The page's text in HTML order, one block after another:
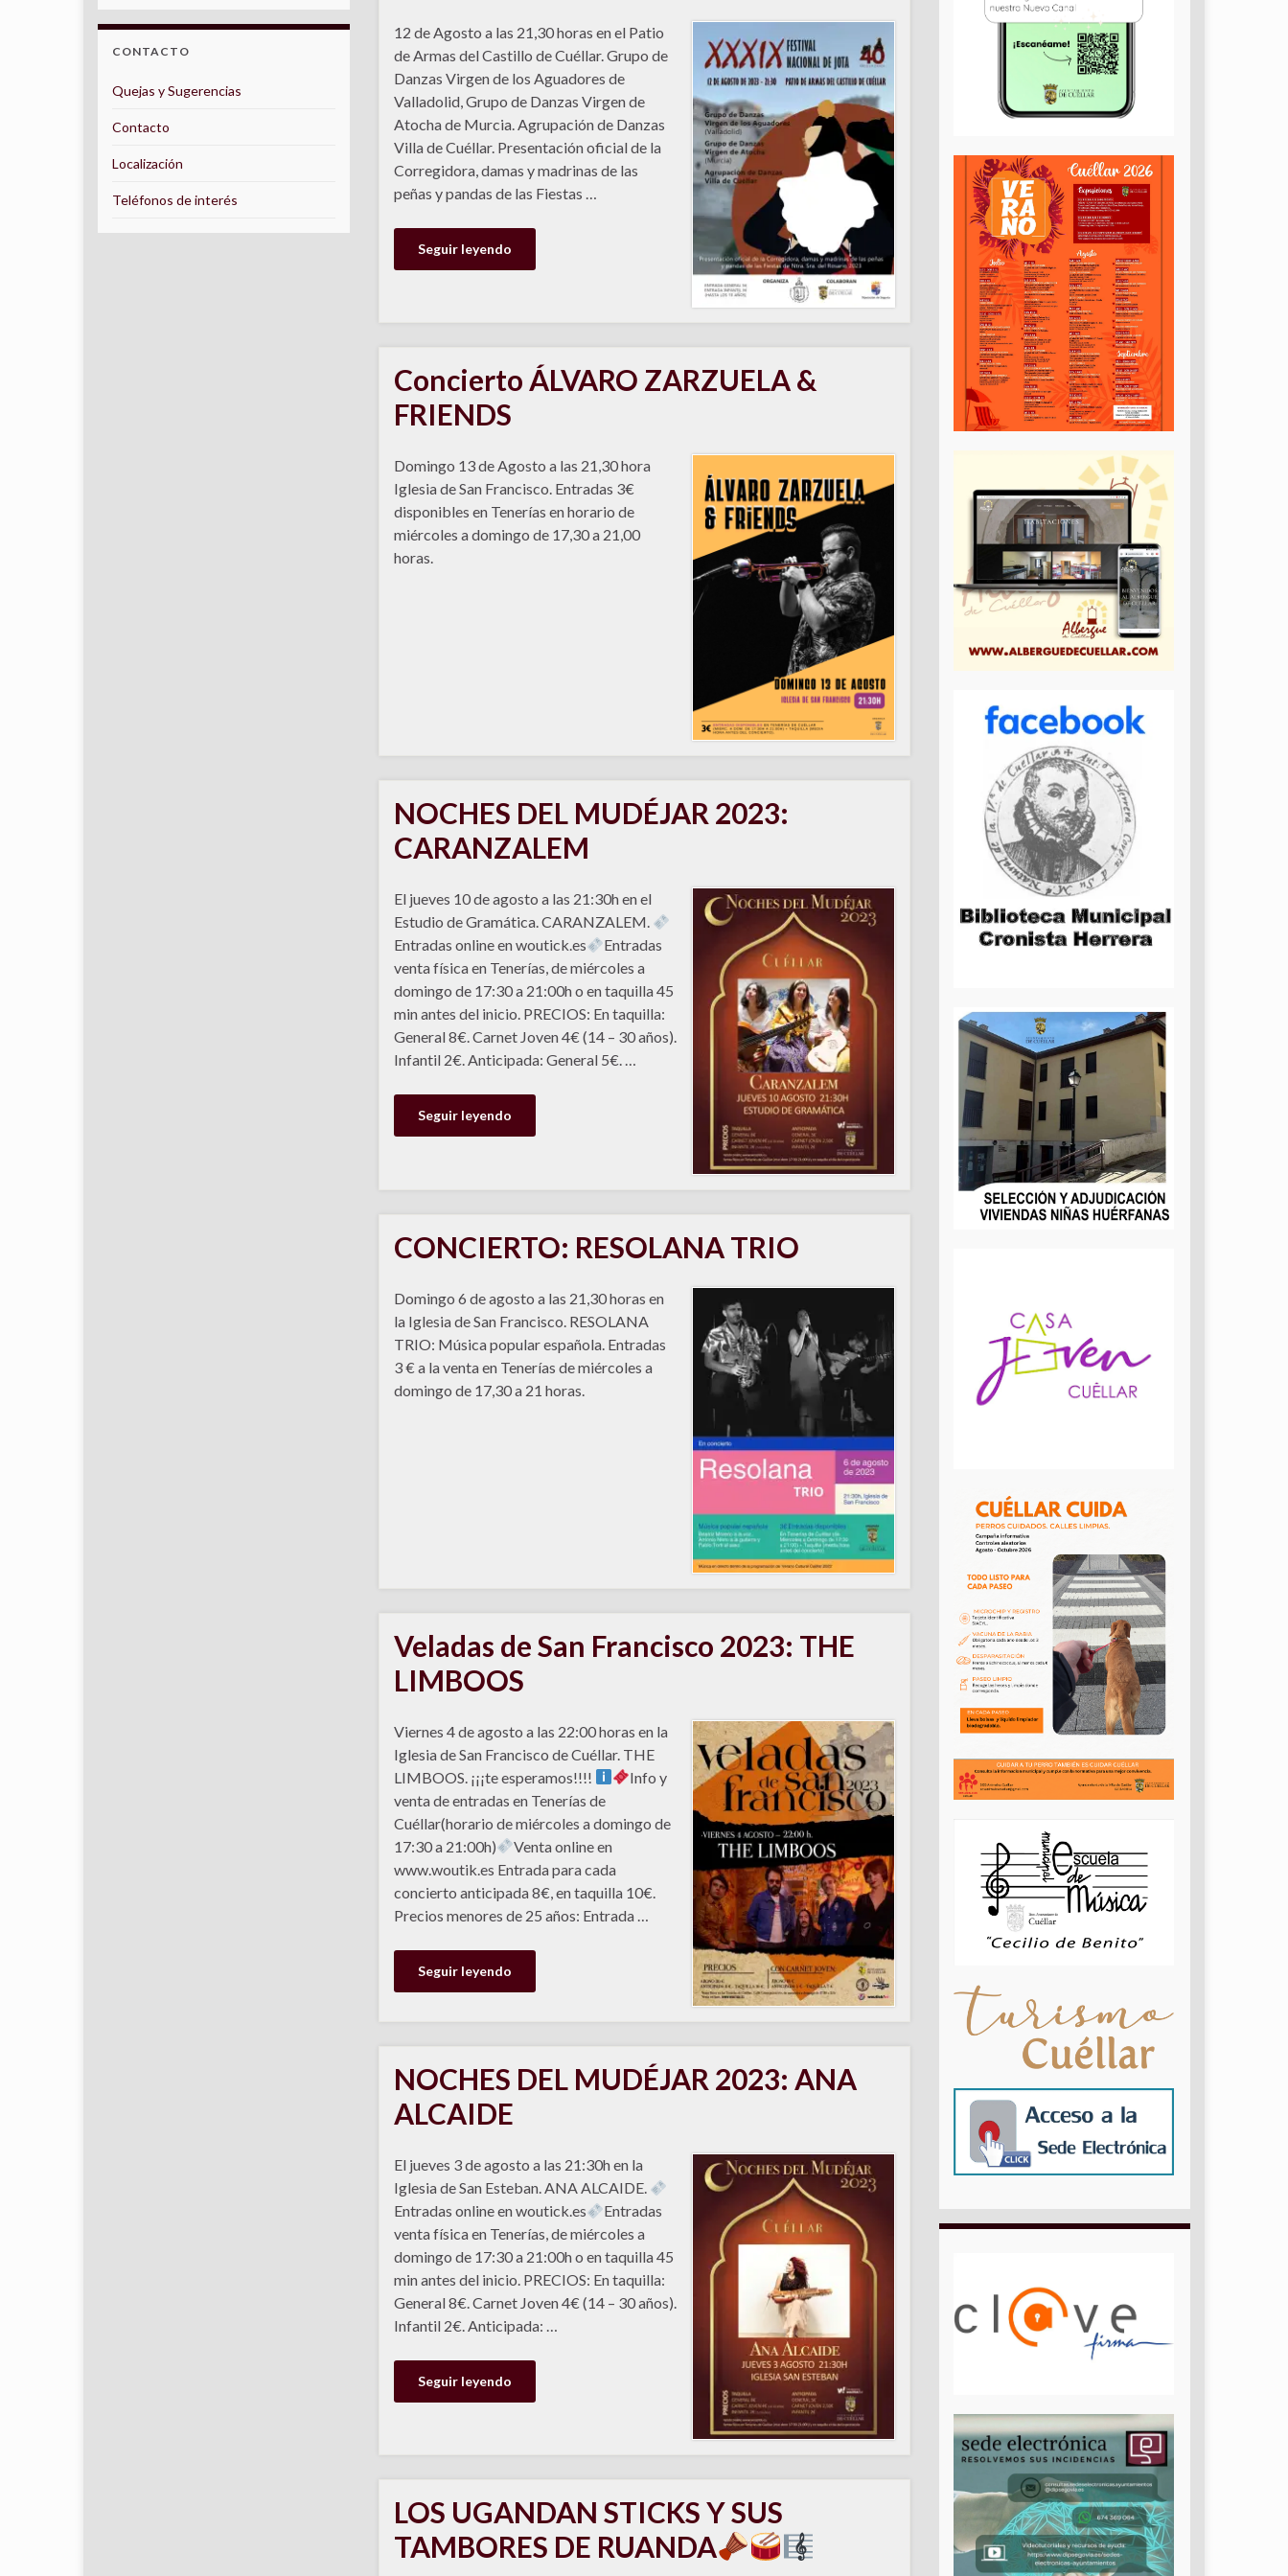
12 de Agosto a las 21,30 horas en el Patio
de Armas del Castillo de Cuéllar. Grupo de
Danzas Virgen de los Aguadores de
Valladolid, Grupo de Danzas Virgen de
Atocha de Murcia. Agrupación de Danzas
Villa de Cuéllar. Presentación oficial de la
Corregidora, damas y madrinas de las
peñas y pandas de las Fiestas …
Seguir leyendo
Concierto ÁLVARO ZARZUELA &
FRIENDS
Domingo 13 de Agosto a las 21,30 hora
Iglesia de San Francisco. Entradas 3€
disponibles en Tenerías en horario de
miércoles a domingo de 17,30 a 21,00
horas.
NOCHES DEL MUDÉJAR 2023:
CARANZALEM
El jueves 10 de agosto a las 21:30h en el
Estudio de Gramática. CARANZALEM.
Entradas online en woutick.es
Entradas
venta física en Tenerías, de miércoles a
domingo de 17:30 a 21:00h o en taquilla 45
min antes del inicio. PRECIOS: En taquilla:
General 8€. Carnet Joven 4€ (14 – 30 años).
Infantil 2€. Anticipada: General 5€. …
Seguir leyendo
CONCIERTO: RESOLANA TRIO
Domingo 6 de agosto a las 21,30 horas en
la Iglesia de San Francisco. RESOLANA
TRIO: Música popular española. Entradas
3 € a la venta en Tenerías de miércoles a
domingo de 17,30 a 21 horas.
Veladas de San Francisco 2023: THE
LIMBOOS
Viernes 4 de agosto a las 22:00 horas en la
Iglesia de San Francisco de Cuéllar. THE
LIMBOOS. ¡¡¡te esperamos!!!!
Info y
venta de entradas en Tenerías de
Cuéllar(horario de miércoles a domingo de
17:30 a 21:00h)
Venta online en
www.woutik.es Entrada para cada
concierto anticipada 8€, en taquilla 10€.
Precios menores de 25 años: Entrada …
Seguir leyendo
NOCHES DEL MUDÉJAR 2023: ANA
ALCAIDE
El jueves 3 de agosto a las 21:30h en la
Iglesia de San Esteban. ANA ALCAIDE.
Entradas online en woutick.es
Entradas
venta física en Tenerías, de miércoles a
domingo de 17:30 a 21:00h o en taquilla 45
min antes del inicio. PRECIOS: En taquilla:
General 8€. Carnet Joven 4€ (14 – 30 años).
Infantil 2€. Anticipada: …
Seguir leyendo
LOS UGANDAN STICKS Y SUS
TAMBORES DE RUANDA
CONTACTO
Quejas y Sugerencias
Contacto
Localización
Teléfonos de interés